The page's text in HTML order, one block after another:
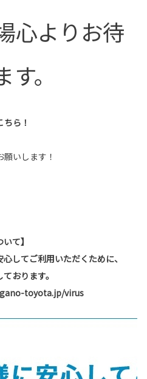
心よりお待
。
ら！
いします！
て】
てご利用いただくために、
おります。
toyota.jp/virus